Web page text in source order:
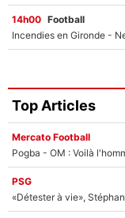
14h00 Football
Top Articles
Mercato Football
Pogba - OM : Voilà
PSG
«Détester à vie»,